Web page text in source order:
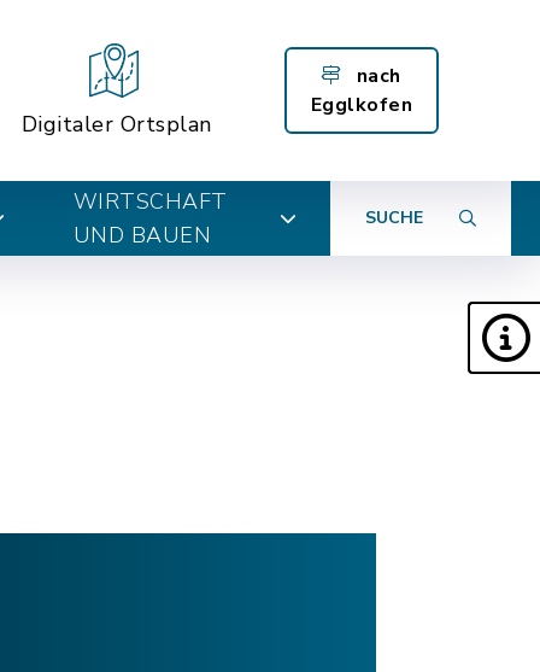
Digitaler Ortsplan
nach
Egglkofen
WIRTSCHAFT
UND BAUEN
SUCHE